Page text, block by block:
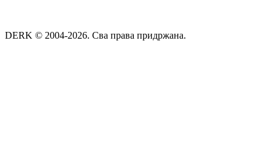
DERK © 2004-2026. Сва права придржана.